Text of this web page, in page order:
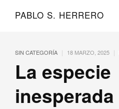
PABLO S. HERRERO
SIN CATEGORÍA | 18 MARZO, 2025 |
La especie
inesperada